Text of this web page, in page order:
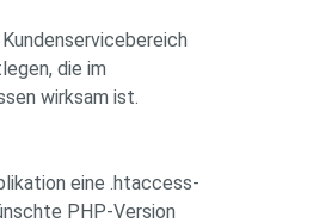
die im
wirksam ist.
eine .htaccess-
PHP-Version